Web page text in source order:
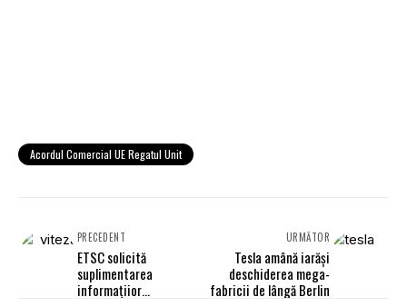
Acordul Comercial UE Regatul Unit
PRECEDENT
ETSC solicită
suplimentarea
informațiior
URMĂTOR
Tesla amână iarăși
deschiderea mega-
fabricii de lângă Berlin